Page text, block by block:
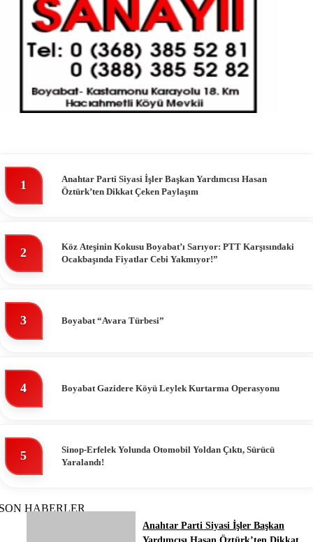
1
Anahtar Parti Siyasi İşler Başkan Yardımcısı Hasan
Öztürk’ten Dikkat Çeken Paylaşım
2
Köz Ateşinin Kokusu Boyabat’ı Sarıyor: PTT Karşısındaki
Ocakbaşında Fiyatlar Cebi Yakmıyor!”
3 Boyabat “Avara Türbesi”
4 Boyabat Gazidere Köyü Leylek Kurtarma Operasyonu
5
Sinop-Erfelek Yolunda Otomobil Yoldan Çıktı, Sürücü
Yaralandı!
HABERLER
Anahtar Parti Siyasi İşler Başkan